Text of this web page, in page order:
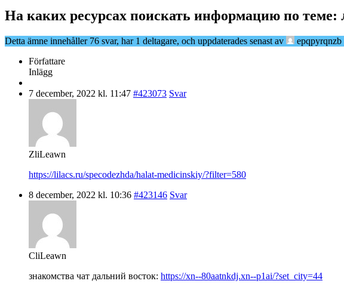
На каких ресурсах поискать информацию по
Detta ämne innehåller 76 svar, har 1 deltagare, och uppdaterades senast av epqpyrqnzb
Författare
Inlägg
7 december, 2022 kl. 11:47 #423073 Svar
ZliLeawn
https://lilacs.ru/specodezhda/halat-medicinskiy/?filter=580
8 december, 2022 kl. 10:36 #423146 Svar
CliLeawn
знакомства чат дальний восток: https://xn--80aatnkdj.xn--p1ai/?set_city=44